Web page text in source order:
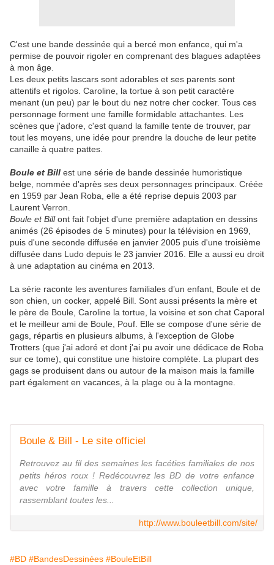
C'est une bande dessinée qui a bercé mon enfance, qui m'a
permise de pouvoir rigoler en comprenant des blagues adaptées
à mon âge.
Les deux petits lascars sont adorables et ses parents sont
attentifs et rigolos. Caroline, la tortue à son petit caractère
menant (un peu) par le bout du nez notre cher cocker. Tous ces
personnage forment une famille formidable attachantes. Les
scènes que j'adore, c'est quand la famille tente de trouver, par
tout les moyens, une idée pour prendre la douche de leur petite
canaille à quatre pattes.
Boule et Bill est une série de bande dessinée humoristique
belge, nommée d'après ses deux personnages principaux. Créée
en 1959 par Jean Roba, elle a été reprise depuis 2003 par
Laurent Verron.
Boule et Billont fait l'objet d'une première adaptation en dessins
animés (26 épisodes de 5 minutes) pour la télévision en 1969,
puis d'une seconde diffusée en janvier 2005 puis d'une troisième
diffusée dans Ludo depuis le 23 janvier 2016. Elle a aussi eu droit
à une adaptation au cinéma en 2013.
La série raconte les aventures familiales d’un enfant, Boule et de
son chien, un cocker, appelé Bill. Sont aussi présents la mère et
le père de Boule, Caroline la tortue, la voisine et son chat Caporal
et le meilleur ami de Boule, Pouf. Elle se compose d'une série de
gags, répartis en plusieurs albums, à l'exception de Globe
Trotters (que j'ai adoré et dont j'ai pu avoir une dédicace de Roba
sur ce tome), qui constitue une histoire complète. La plupart des
gags se produisent dans ou autour de la maison mais la famille
part également en vacances, à la plage ou à la montagne.
Boule & Bill - Le site officiel
Retrouvez au fil des semaines les facéties familiales de nos
petits héros roux ! Redécouvrez les BD de votre enfance
avec votre famille à travers cette collection unique,
rassemblant toutes les...
http://www.bouleetbill.com/site/
#BD #BandesDessinées #BouleEtBill